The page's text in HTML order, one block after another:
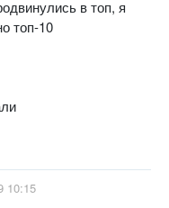
в топ, я
топ-10
10:15